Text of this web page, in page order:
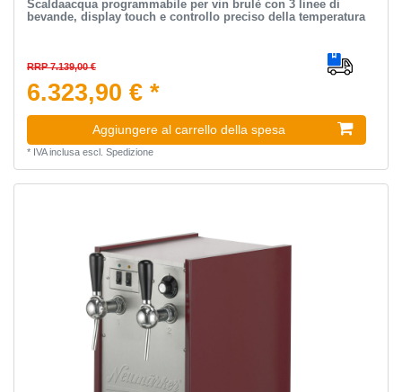
Scaldaacqua programmabile per vin brulè con 3 linee di
bevande, display touch e controllo preciso della temperatura
RRP 7.139,00 €
6.323,90 € *
Aggiungere al carrello della spesa
* IVA inclusaescl. Spedizione